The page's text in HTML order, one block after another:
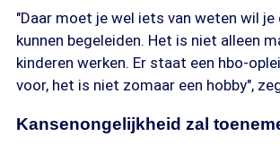
"Daar moet je wel iets van weten wil
kunnen begeleiden. Het is niet alleen
kinderen werken. Er staat een hbo-
voor, het is niet zomaar een hobby",
Kansenongelijkheid zal